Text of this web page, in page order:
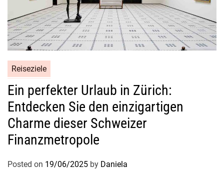
Reiseziele
Ein perfekter Urlaub in Zürich:
Entdecken Sie den einzigartigen
Charme dieser Schweizer
Finanzmetropole
Posted on 19/06/2025 by Daniela